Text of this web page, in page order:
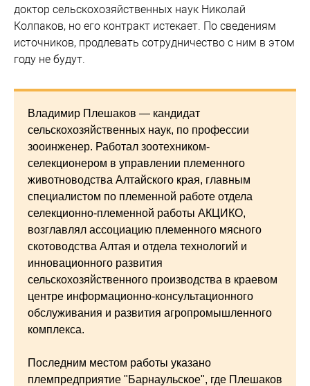
доктор сельскохозяйственных наук Николай
Колпаков, но его контракт истекает. По сведениям
источников, продлевать сотрудничество с ним в этом
году не будут.
Владимир Плешаков — кандидат
сельскохозяйственных наук, по профессии
зооинженер. Работал зоотехником-
селекционером в управлении племенного
животноводства Алтайского края, главным
специалистом по племенной работе отдела
селекционно-племенной работы АКЦИКО,
возглавлял ассоциацию племенного мясного
скотоводства Алтая и отдела технологий и
инновационного развития
сельскохозяйственного производства в краевом
центре информационно-консультационного
обслуживания и развития агропромышленного
комплекса.
Последним местом работы указано
племпредприятие "Барнаульское", где Плешаков